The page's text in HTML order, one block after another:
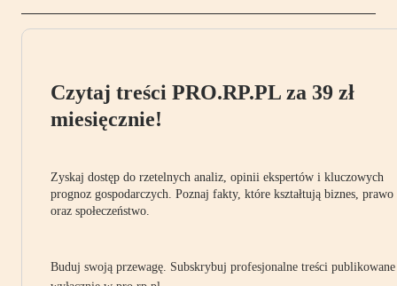
Czytaj treści PRO.RP.PL za 39 zł
miesięcznie!
Zyskaj dostęp do rzetelnych analiz, opinii ekspertów i kluczowych
prognoz gospodarczych. Poznaj fakty, które kształtują biznes, prawo
oraz społeczeństwo.
Buduj swoją przewagę. Subskrybuj profesjonalne treści publikowane